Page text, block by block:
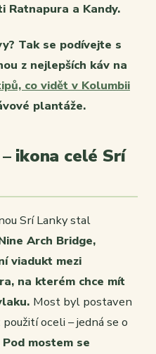
Ratnapura a Kandy.
Tak se podívejte s
z nejlepších káv na
co vidět v Kolumbii
plantáže.
ikona celé Srí
Srí Lanky stal
Arch Bridge,
viadukt mezi
na kterém chce mít
Most byl postaven
oceli – jedná se o
Pod mostem se